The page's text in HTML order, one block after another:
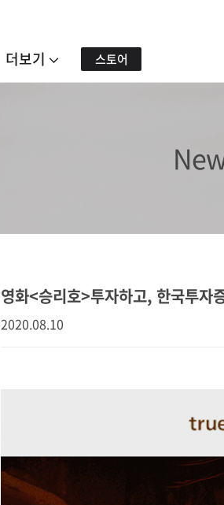
더보기 스토어
영화<승리호>투자하고, 한국투자
2020.08.10